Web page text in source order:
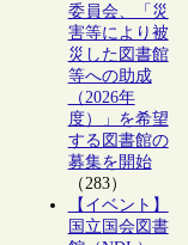
委員会、「災
害等により被
災した図書館
等への助成
（2026年
度）」を希望
する図書館の
募集を開始
（283）
【イベント】
国立国会図書